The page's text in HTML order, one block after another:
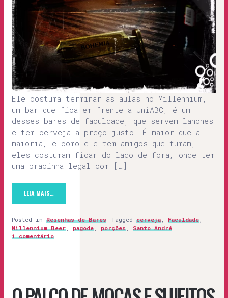
Ele costuma terminar as aulas no Millennium,
um bar que fica em frente a UniABC, é um
desses bares de faculdade, que servem lanches
e tem cerveja a preço justo. É maior que a
maioria, e como ele tem amigos que fumam,
eles costumam ficar do lado de fora, onde tem
uma pracinha legal com […]
LEIA MAIS…
Posted in Resenhas de Bares Tagged cerveja Faculdade
Millennium Beer
pagode porções
Santo André
1 comentário